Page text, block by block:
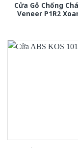
Cửa Gỗ Chống
Veneer P1R2